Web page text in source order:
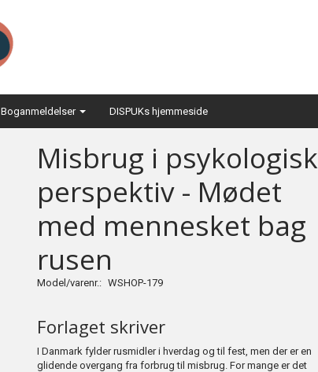
Boganmeldelser DISPUKs hjemmeside
Misbrug i psykologisk
perspektiv - Mødet
med mennesket bag
rusen
Model/varenr.: WSHOP-179
Forlaget skriver
I Danmark fylder rusmidler i hverdag og til fest, men der er en
glidende overgang fra forbrug til misbrug. For mange er det